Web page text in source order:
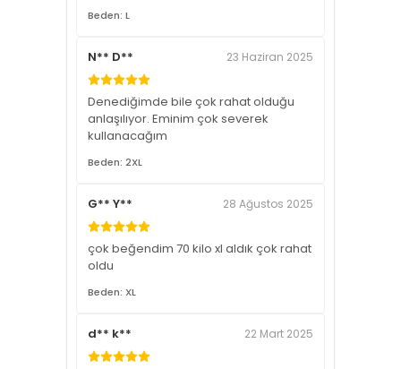
Beden: L
N** D** 23 Haziran 2025
Denediğimde bile çok rahat olduğu
anlaşılıyor. Eminim çok severek
kullanacağım
Beden: 2XL
G** Y** 28 Ağustos 2025
çok beğendim 70 kilo xl aldık çok rahat
oldu
Beden: XL
d** k** 22 Mart 2025